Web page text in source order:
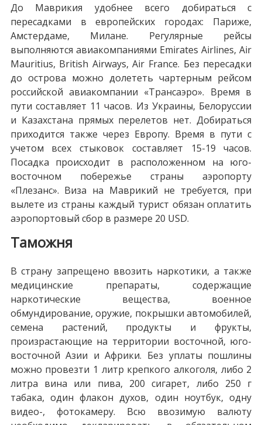
До Маврикия удобнее всего добираться с
пересадками в европейских городах: Париже,
Амстердаме, Милане. Регулярные рейсы
выполняются авиакомпаниями Emirates Airlines, Air
Mauritius, British Airways, Air France. Без пересадки
до острова можно долететь чартерным рейсом
российской авиакомпании «Трансаэро». Время в
пути составляет 11 часов. Из Украины, Белоруссии
и Казахстана прямых перелетов нет. Добираться
приходится также через Европу. Время в пути с
учетом всех стыковок составляет 15-19 часов.
Посадка происходит в расположенном на юго-
восточном побережье страны аэропорту
«Плезанс». Виза на Маврикий не требуется, при
вылете из страны каждый турист обязан оплатить
аэропортовый сбор в размере 20 USD.
Таможня
В страну запрещено ввозить наркотики, а также
медицинские препараты, содержащие
наркотические вещества, военное
обмундирование, оружие, покрышки автомобилей,
семена растений, продукты и фрукты,
произрастающие на территории восточной, юго-
восточной Азии и Африки. Без уплаты пошлины
можно провезти 1 литр крепкого алкоголя, либо 2
литра вина или пива, 200 сигарет, либо 250 г
табака, один флакон духов, один ноутбук, одну
видео-, фотокамеру. Всю ввозимую валюту